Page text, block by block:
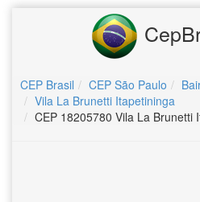
CEP Brasil CEP São Paulo
Vila La Brunetti Itapetininga
CEP 18205780 Vila La Brunetti